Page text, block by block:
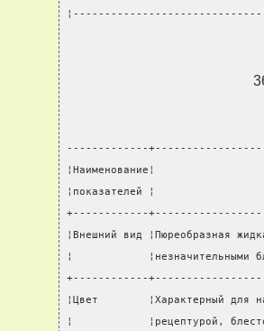
-------------
¦Наименование¦
¦показателей ¦
+------------
¦Внешний вид ¦Пюреобразная
¦            ¦незначительными
+------------
¦Цвет        ¦Характерный для
¦            ¦рецептурой,